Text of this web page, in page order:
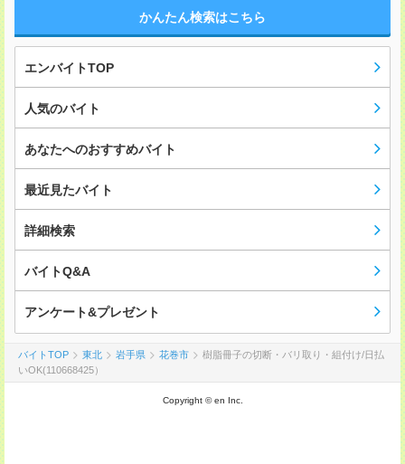
かんたん検索はこちら
エンバイトTOP
人気のバイト
あなたへのおすすめバイト
最近見たバイト
詳細検索
バイトQ&A
アンケート&プレゼント
バイトTOP 東北 岩手県 花巻市
樹脂冊子の切断・バリ取り・組付け/日払
いOK(110668425）
Copyright © en Inc.